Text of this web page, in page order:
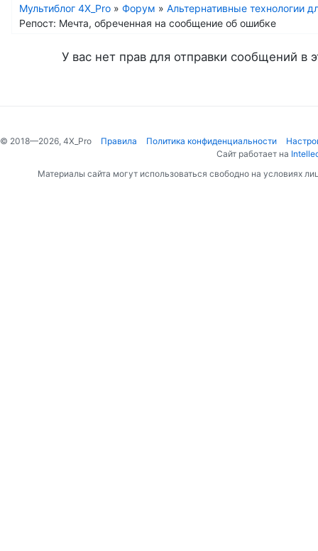
Мультиблог 4X_Pro » Форум » Альтернативные технологии
Репост: Мечта, обреченная на сообщение об ошибке
У вас нет прав для отправки сообщений в
© 2018—2026, 4X_Pro Правила Политика конфиденциальности
Сайт работает на
Материалы сайта могут использоваться свободно на условиях